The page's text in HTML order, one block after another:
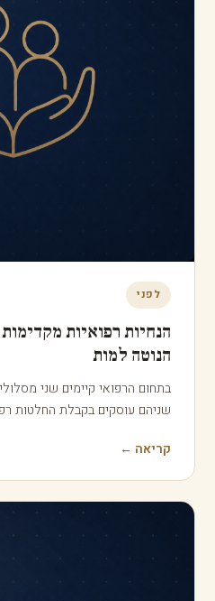
לפני
קביעת מיופי הכוח,
ומה המשמעות
כשממנים יותר ממיופה כוח אחד,
ביחד, וזו החלטה עם השלכות
קריאה ←